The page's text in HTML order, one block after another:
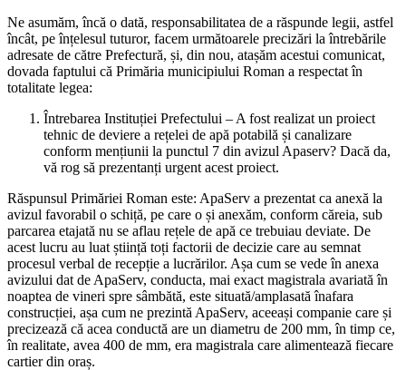
Ne asumăm, încă o dată, responsabilitatea de a răspunde legii, astfel
încât, pe înțelesul tuturor, facem următoarele precizări la întrebările
adresate de către Prefectură, și, din nou, atașăm acestui comunicat,
dovada faptului că Primăria municipiului Roman a respectat în
totalitate legea:
Întrebarea Instituției Prefectului – A fost realizat un proiect
tehnic de deviere a rețelei de apă potabilă și canalizare
conform mențiunii la punctul 7 din avizul Apaserv? Dacă da,
vă rog să prezentanți urgent acest proiect.
Răspunsul Primăriei Roman este: ApaServ a prezentat ca anexă la
avizul favorabil o schiță, pe care o și anexăm, conform căreia, sub
parcarea etajată nu se aflau rețele de apă ce trebuiau deviate. De
acest lucru au luat știință toți factorii de decizie care au semnat
procesul verbal de recepție a lucrărilor. Așa cum se vede în anexa
avizului dat de ApaServ, conducta, mai exact magistrala avariată în
noaptea de vineri spre sâmbătă, este situată/amplasată înafara
construcției, așa cum ne prezintă ApaServ, aceeași companie care și
precizează că acea conductă are un diametru de 200 mm, în timp ce,
în realitate, avea 400 de mm, era magistrala care alimentează fiecare
cartier din oraș.